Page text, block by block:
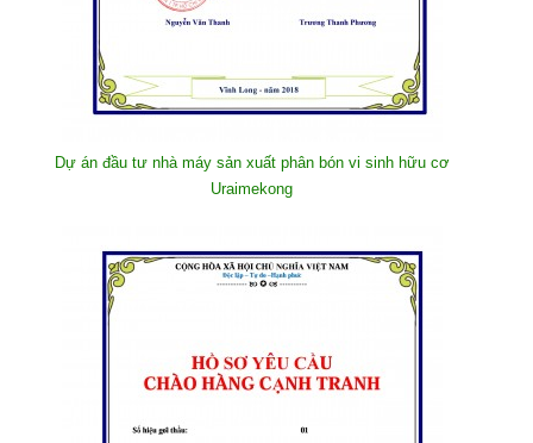
Dự án đầu tư nhà máy sản xuất phân bón vi sinh hữu cơ
Uraimekong